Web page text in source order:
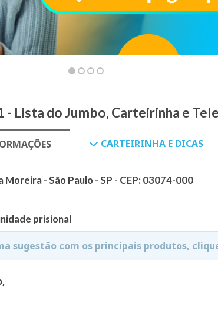
- Lista do Jumbo, Carteirinha e
CARTEIRINHA E DICAS
- São Paulo - SP - CEP: 03074-000
prisional
sugestão com os principais produtos,